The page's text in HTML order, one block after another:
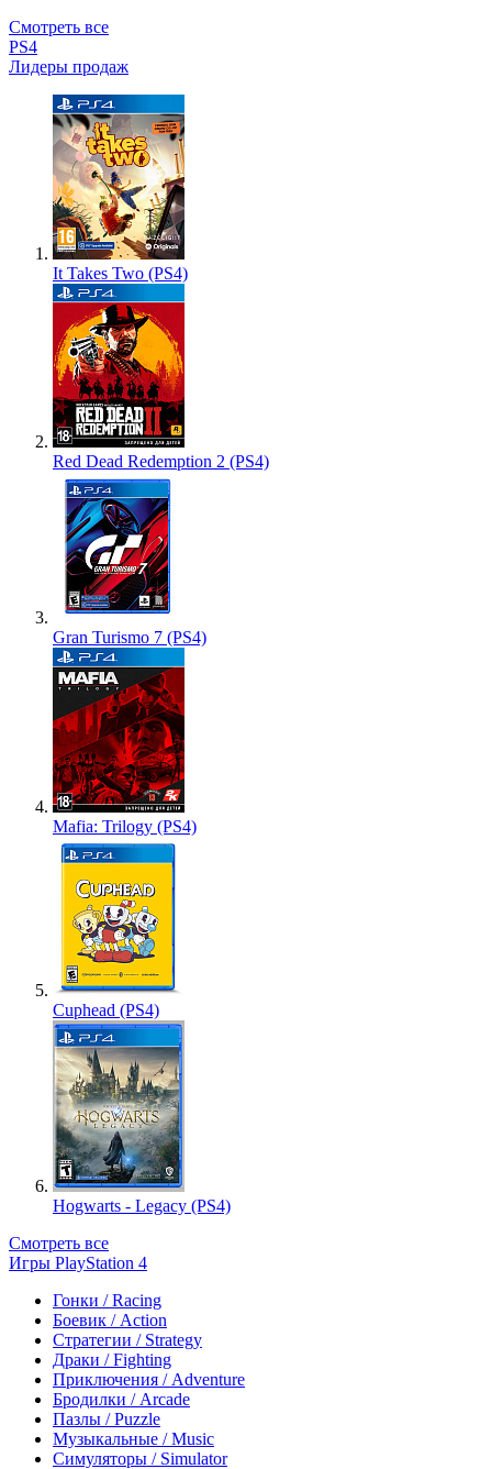
Смотреть все
PS4
Лидеры продаж
It Takes Two (PS4)
Red Dead Redemption 2 (PS4)
Gran Turismo 7 (PS4)
Mafia: Trilogy (PS4)
Cuphead (PS4)
Hogwarts - Legacy (PS4)
Смотреть все
Игры PlayStation 4
Гонки / Racing
Боевик / Action
Стратегии / Strategy
Драки / Fighting
Приключения / Adventure
Бродилки / Arcade
Пазлы / Puzzle
Музыкальные / Music
Симуляторы / Simulator